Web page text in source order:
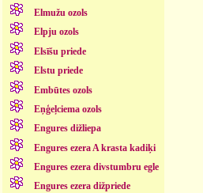
Elmužu ozols
Elpju ozols
Elsīšu priede
Elstu priede
Embūtes ozols
Eņģeļciema ozols
Engures dižliepa
Engures ezera A krasta kadiķi
Engures ezera divstumbru egle
Engures ezera dižpriede